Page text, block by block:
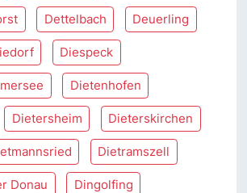
Dettelbach Deuerling
Diespeck
Dietenhofen
Dietersheim Dieterskirchen
Dietramszell
Donau Dingolfing